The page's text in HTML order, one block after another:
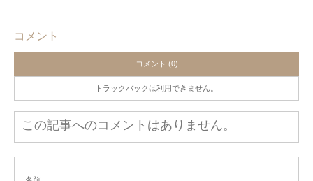
コメント
コメント (0)
トラックバックは利用できません。
この記事へのコメントはありません。